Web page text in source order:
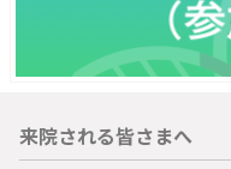
来院される皆さまへ